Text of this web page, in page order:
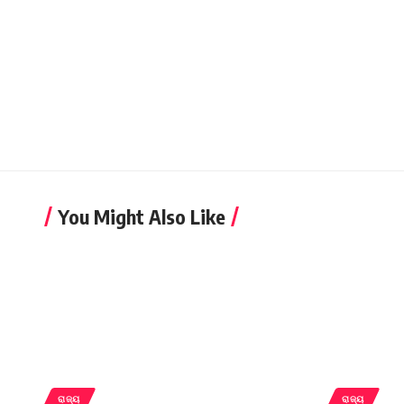
You Might Also Like
ରାଜ୍ୟ ରାଜ୍ୟ